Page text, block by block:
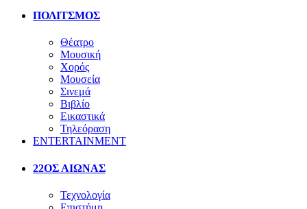
ΠΟΛΙΤΣΜΟΣ
Θέατρο
Μουσική
Χορός
Μουσεία
Σινεμά
Βιβλίο
Εικαστικά
Τηλεόραση
ENTERTAINMENT
22ΟΣ ΑΙΩΝΑΣ
Τεχνολογία